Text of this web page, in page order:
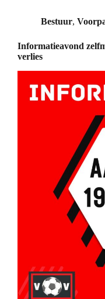
Bestuur,
Informatieavond
verlies